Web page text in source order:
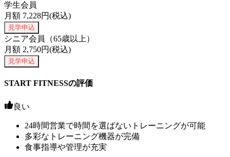
学生会員
月額 7,228円(税込)
見学申込
シニア会員（65歳以上）
月額 2,750円(税込)
見学申込
START FITNESSの評価
良い
24時間営業で時間を選ばないトレーニングが可能
多彩なトレーニング機器が完備
食事指導や管理が充実